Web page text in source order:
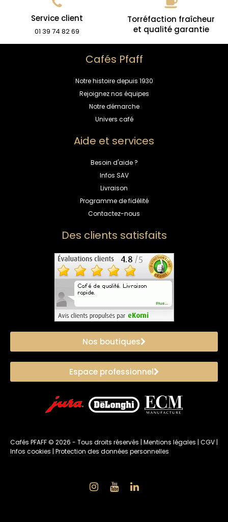
Service client
01 39 74 82 69
Torréfaction fraîcheur
et qualité garantie
Cafés Pfaff
Notre histoire depuis 1930
Rejoignez nos équipes
Notre démarche
Univers café
Aide et services
Besoin d'aide ?
Infos SAV
Livraison
Programme de fidélité
Contactez-nous
Des clients satisfaits
Nos boutiques
Espace professionnel
Cafés PFAFF © 2026 - Tous droits réservés | Mentions légales | CGV |
Infos cookies | Protection des données personnelles